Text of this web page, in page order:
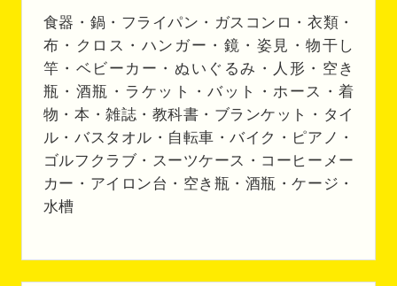
食器・鍋・フライパン・ガスコンロ・衣類・
布・クロス・ハンガー・鏡・姿見・物干し
竿・ベビーカー・ぬいぐるみ・人形・空き
瓶・酒瓶・ラケット・バット・ホース・着
物・本・雑誌・教科書・ブランケット・タイ
ル・バスタオル・自転車・バイク・ピアノ・
ゴルフクラブ・スーツケース・コーヒーメー
カー・アイロン台・空き瓶・酒瓶・ケージ・
水槽